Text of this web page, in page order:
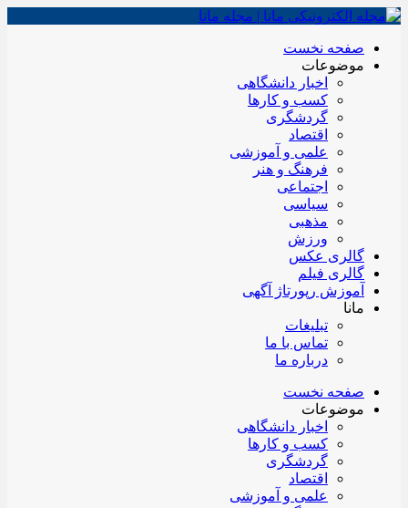
صفحه نخست
موضوعات
اخبار دانشگاهی
کسب و کارها
گردشگری
اقتصاد
علمی و آموزشی
فرهنگ و هنر
اجتماعی
سیاسی
مذهبی
ورزش
گالری عکس
گالری فیلم
آموزش رپورتاژ آگهی
مانا
تبلیغات
تماس با ما
درباره ما
صفحه نخست
موضوعات
اخبار دانشگاهی
کسب و کارها
گردشگری
اقتصاد
علمی و آموزشی